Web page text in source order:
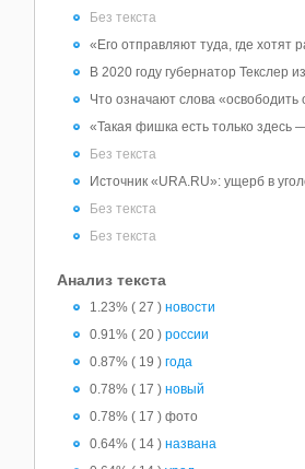
Без текста
«Его отправляют туда, где хотят
В 2020 году губернатор Текслер
Что означают слова
«Такая фишка есть только
Без текста
Источник «URA.RU»: ущерб в
Без текста
Без текста
Анализ текста
1.23% ( 27 ) новости
0.91% ( 20 ) россии
0.87% ( 19 ) года
0.78% ( 17 ) новый
0.78% ( 17 ) фото
0.64% ( 14 ) названа